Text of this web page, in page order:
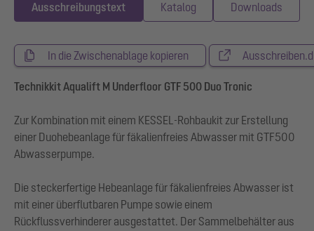
Ausschreibungstext Katalog Downloads
In die Zwischenablage kopieren
Technikkit Aqualift M Underfloor GTF 500 Duo Tronic
Zur Kombination mit einem KESSEL-Rohbaukit zur Erstellung
einer Duohebeanlage für fäkalienfreies Abwasser mit GTF500
Abwasserpumpe.
Die steckerfertige Hebeanlage für fäkalienfreies Abwasser ist
mit einer überflutbaren Pumpe sowie einem
Rückflussverhinderer ausgestattet. Der Sammelbehälter aus